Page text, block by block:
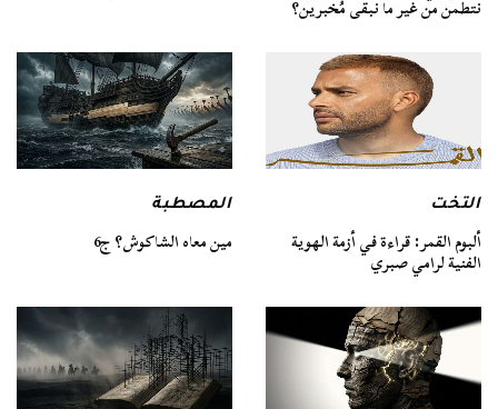
نتطمن من غير ما نبقى مُخبرين؟
التخت
ألبوم القمر: قراءة في أزمة الهوية
الفنية لرامي صبري
المصطبة
مين معاه الشاكوش؟ ج6